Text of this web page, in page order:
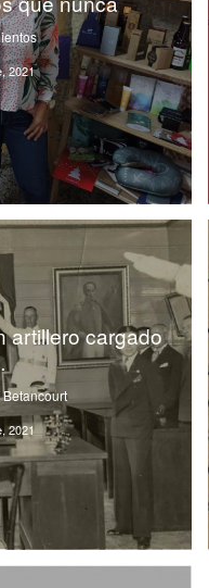
2021
artillero cargado
2021